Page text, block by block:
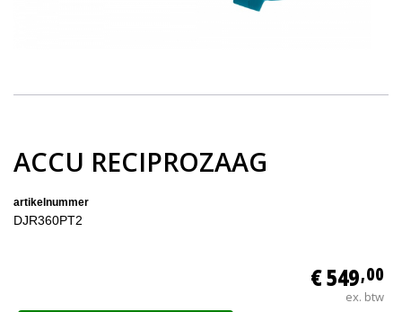
ACCU RECIPROZAAG
artikelnummer
DJR360PT2
€ 549,00
ex. btw